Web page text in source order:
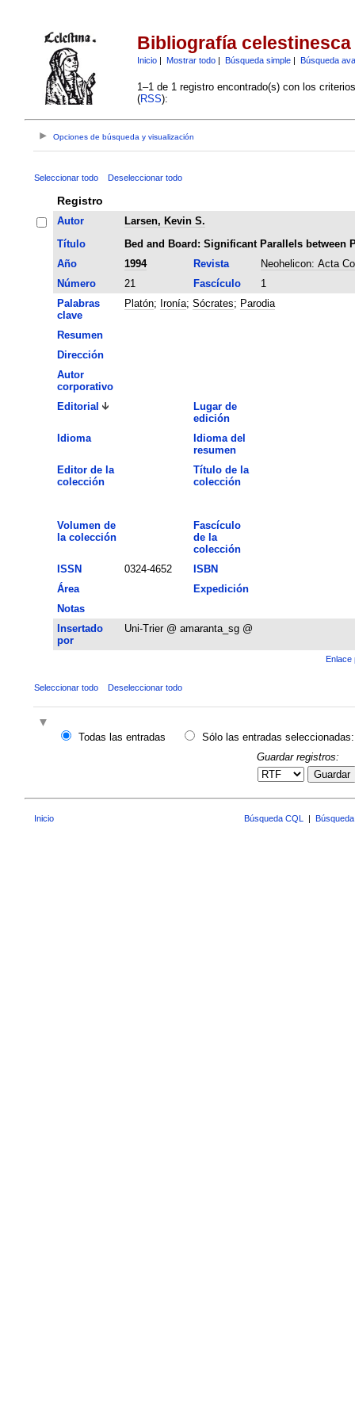
Bibliografía celestinesca
Inicio| Mostrar todo| Búsqueda simple| Búsqueda
1–1 de 1 registro encontrado(s) con los
(RSS):
Opciones de búsqueda y visualización
Seleccionar todo Deseleccionar todo
Registro
Autor
Larsen, Kevin S.
Título
Bed and Board: Significant Parallels
Año
1994 Revista
Neohelicon: Acta
Número
21 Fascículo
1
Palabras
clave
Platón; Ironía; Sócrates; Parodia
Resumen
Dirección
Autor
corporativo
Editorial
Lugar de
edición
Idioma
Idioma del
resumen
Editor de la
colección
Título de la
colección
Volumen de
la colección
Fascículo
de la
colección
ISSN
0324-4652
ISBN
Área
Expedición
Notas
Insertado
por
Uni-Trier @ amaranta_sg @
Enlace
Seleccionar todo Deseleccionar todo
Todas las entradas
Sólo las entradas seleccionadas:
Guardar registros:
Guardar
Inicio Búsqueda CQL